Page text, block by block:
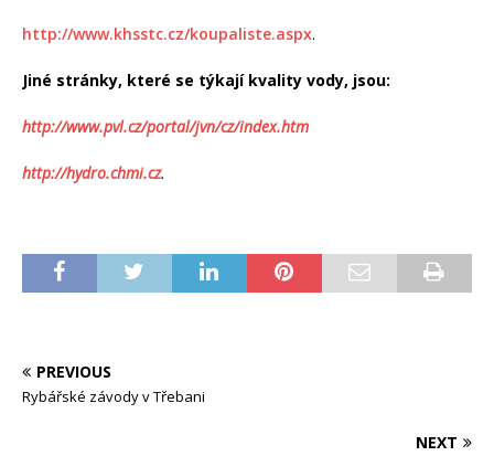
http://www.khsstc.cz/koupaliste.aspx.
Jiné stránky, které se týkají kvality vody, jsou:
http://www.pvl.cz/portal/jvn/cz/index.htm
http://hydro.chmi.cz.
PREVIOUS
Rybářské závody v Třebani
NEXT